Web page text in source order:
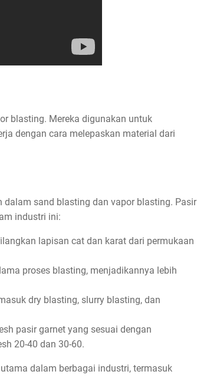
blasting. Mereka digunakan untuk
dengan cara melepaskan material dari
sand blasting dan vapor blasting. Pasir
industri ini:
lapisan cat dan karat dari permukaan
proses blasting, menjadikannya lebih
dry blasting, slurry blasting, dan
pasir garnet yang sesuai dengan
20-40 dan 30-60.
dalam berbagai industri, termasuk